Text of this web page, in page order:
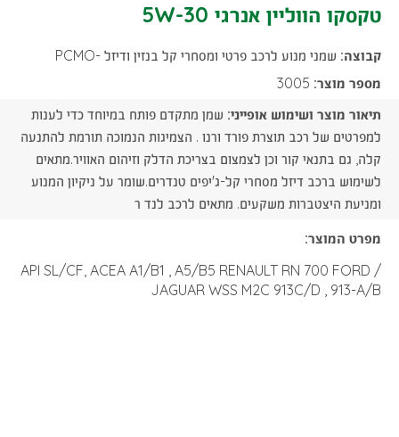
5W-
30
-
הורדת
קובץ
PDF
אנרגי
5W-
-
הורדת
קובץ
PDF
טקסקו הווליין אנרגי 5W-30
קבוצה: שמני מנוע לרכב פרטי ומסחרי קל בנזין ודיזל -PCMO
מספר מוצר:
תיאור מוצר ושימוש אופייני: שמן מתקדם פותח במיוחד כדי לענות
למפרטים של רכב תוצרת פורד ורנו . הצמיגות הנמוכה תורמת להתנעה
קלה, גם בתנאי קור וכן לצמצום בצריכת הדלק וזיהום האוויר.מתאים
לשימוש ברכב דיזל מסחרי קל-ג'יפים טנדרים.שומר על ניקיון המנוע
ומניעת היצטברות משקעים. מתאים לרכב לנד ר
מפרט המוצר:
API SL/CF, ACEA A1/B1 , A5/B5 RENAULT RN 700 FORD /
JAGUAR WSS M2C 913C/D , 913-A/B